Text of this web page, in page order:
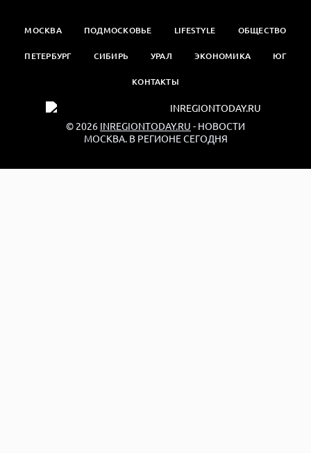
МОСКВА ПОДМОСКОВЬЕ LIFESTYLE ОБЩЕСТВО
ПЕТЕРБУРГ СИБИРЬ УРАЛ ЭКОНОМИКА ЮГ
КОНТАКТЫ
© 2026 INREGIONTODAY.RU - НОВОСТИ
МОСКВА. В РЕГИОНЕ СЕГОДНЯ